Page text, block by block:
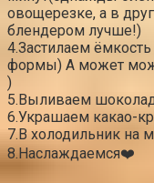
овощерезке, а в
блендером лучше!)
4.Застилаем
формы) А может
)
5.Выливаем
6.Украшаем какао-
7.В холодильник на
8.Наслаждаемся❤️